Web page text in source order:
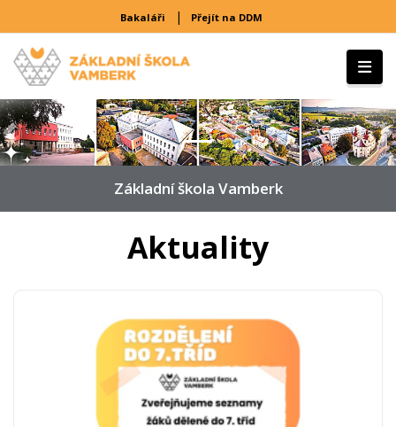
Bakaláři | Přejít na DDM
Předchozí
Základní škola Vamberk
Aktuality